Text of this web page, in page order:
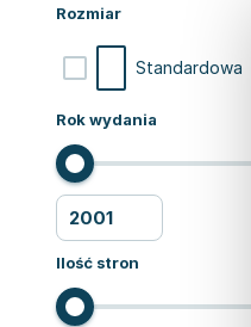
Rozmiar
Standardowa
Rok wydania
Ilość stron